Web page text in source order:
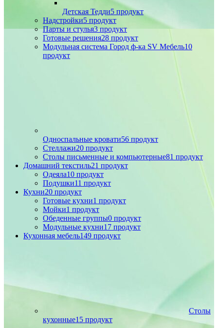
Детская Тедди5 продукт
Надстройки5 продукт
Парты и стулья3 продукт
Готовые решения28 продукт
Модульная система Город ф-ка SV Мебель10
продукт
Односпальные кровати56 продукт
Стеллажи20 продукт
Столы письменные и компьютерные81 продукт
Домашний текстиль21 продукт
Одеяла10 продукт
Подушки11 продукт
Кухни20 продукт
Готовые кухни1 продукт
Мойки1 продукт
Обеденные группы0 продукт
Модульные кухни17 продукт
Кухонная мебель149 продукт
Столы
кухонные15 продукт